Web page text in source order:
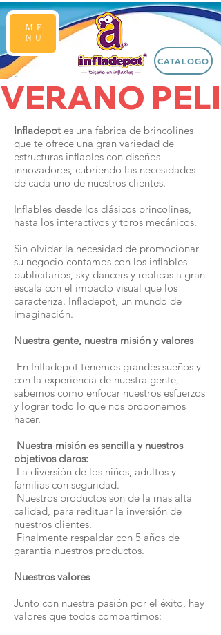
ME
NU
CATALOGO
VERANO
Infladepotes una fabrica de brincolines
que te ofrece una gran variedad de
estructuras inflables con diseños
innovadores, cubriendo las necesidades
de cada uno de nuestros clientes.
Inflables desde los clásicos brincolines,
hasta los interactivos y toros mecánicos.
Sin olvidar la necesidad de promocionar
su negocio contamos con los inflables
publicitarios, sky dancers y replicas a gran
escala con el impacto visual que los
caracteriza. Infladepot, un mundo de
imaginación.
Nuestra gente, nuestra misión y valores
En Infladepot tenemos grandes sueños y
con la experiencia de nuestra gente,
sabemos como enfocar nuestros esfuerzos
y lograr todo lo que nos proponemos
hacer.
Nuestra misión es sencilla y nuestros
objetivos claros:
La diversión de los niños, adultos y
familias con seguridad.
Nuestros productos son de la mas alta
calidad, para redituar la inversión de
nuestros clientes.
Finalmente respaldar con 5 años de
garantía nuestros productos.
Nuestros valores
Junto con nuestra pasión por el éxito, hay
valores que todos compartimos: